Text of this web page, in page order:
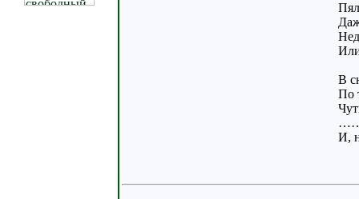
В
По
И,